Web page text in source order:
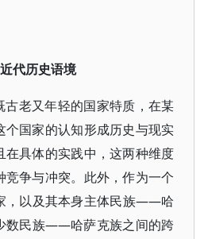
近代历史语境
古老又年轻的国家特质，在某
个国家的认知形成历史与现实
在具体的实践中，这两种维度
竞争与冲突。此外，作为一个
，以及其本身主体民族——哈
数民族——哈萨克族之间的跨